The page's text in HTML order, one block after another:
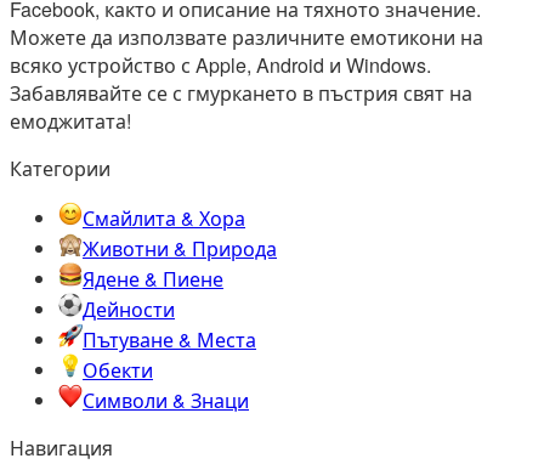
Facebook, както и описание на тяхното значение.
Можете да използвате различните емотикони на
всяко устройство с Apple, Android и Windows.
Забавлявайте се с гмуркането в пъстрия свят на
емоджитата!
Категории
Смайлита & Хора
Животни & Природа
Ядене & Пиене
Дейности
Пътуване & Места
Обекти
Символи & Знаци
Навигация